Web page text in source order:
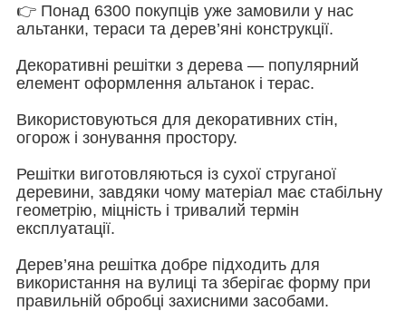
👉 Понад 6300 покупців уже замовили у нас
альтанки, тераси та дерев’яні конструкції.
Декоративні решітки з дерева — популярний
елемент оформлення альтанок і терас.
Використовуються для декоративних стін,
огорож і зонування простору.
Решітки виготовляються із сухої струганої
деревини, завдяки чому матеріал має стабільну
геометрію, міцність і тривалий термін
експлуатації.
Дерев’яна решітка добре підходить для
використання на вулиці та зберігає форму при
правильній обробці захисними засобами.